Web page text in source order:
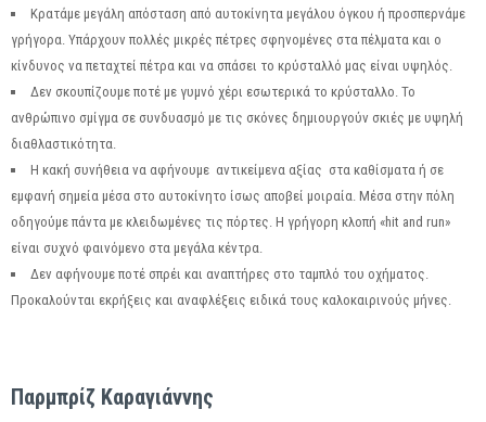
Κρατάμε μεγάλη απόσταση από αυτοκίνητα μεγάλου όγκου ή προσπερνάμε
γρήγορα. Υπάρχουν πολλές μικρές πέτρες σφηνομένες στα πέλματα και ο
κίνδυνος να πεταχτεί πέτρα και να σπάσει το κρύσταλλό μας είναι υψηλός.
Δεν σκουπίζουμε ποτέ με γυμνό χέρι εσωτερικά το κρύσταλλο. Το
ανθρώπινο σμίγμα σε συνδυασμό με τις σκόνες δημιουργούν σκιές με υψηλή
διαθλαστικότητα.
Η κακή συνήθεια να αφήνουμε αντικείμενα αξίας στα καθίσματα ή σε
εμφανή σημεία μέσα στο αυτοκίνητο ίσως αποβεί μοιραία. Μέσα στην πόλη
οδηγούμε πάντα με κλειδωμένες τις πόρτες. Η γρήγορη κλοπή «hit and run»
είναι συχνό φαινόμενο στα μεγάλα κέντρα.
Δεν αφήνουμε ποτέ σπρέι και αναπτήρες στο ταμπλό του οχήματος.
Προκαλούνται εκρήξεις και αναφλέξεις ειδικά τους καλοκαιρινούς μήνες.
Παρμπρίζ Καραγιάννης